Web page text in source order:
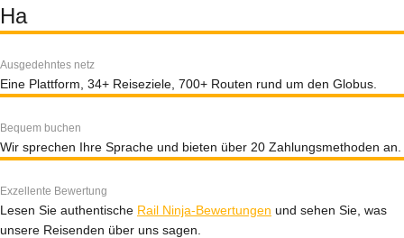
Ha
Ausgedehntes netz
Eine Plattform, 34+ Reiseziele, 700+ Routen rund um den Globus.
Bequem buchen
Wir sprechen Ihre Sprache und bieten über 20 Zahlungsmethoden an.
Exzellente Bewertung
Lesen Sie authentische Rail Ninja-Bewertungen und sehen Sie, was
unsere Reisenden über uns sagen.